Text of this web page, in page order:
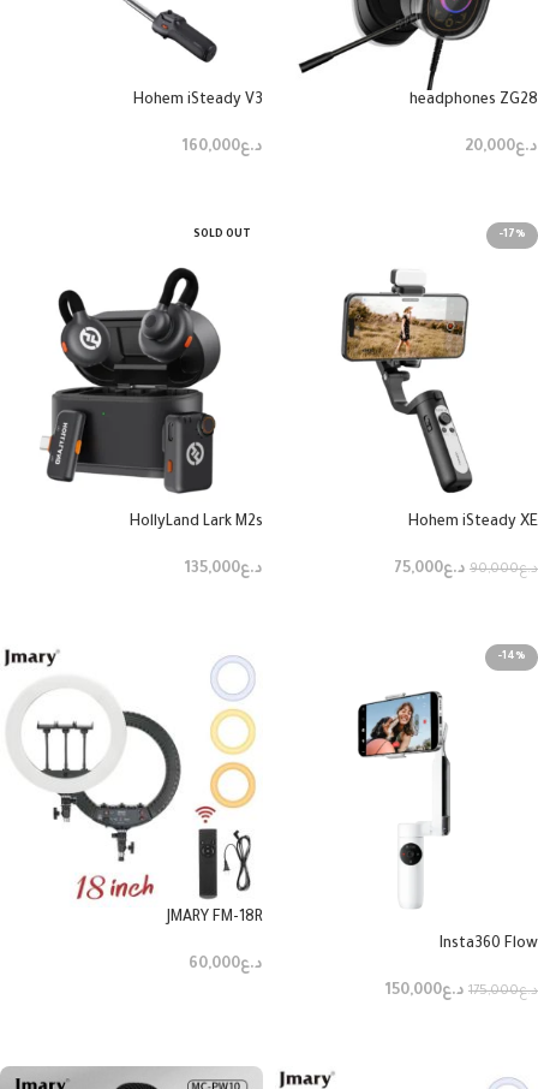
headphones ZG28
د.ع20,000
Hohem iSteady V3
د.ع160,000
-17%
Hohem iSteady XE
د.ع90,000 د.ع75,000
SOLD OUT
HollyLand Lark M2s
د.ع135,000
-14%
Insta360 Flow
د.ع175,000 د.ع150,000
JMARY FM-18R
د.ع60,000